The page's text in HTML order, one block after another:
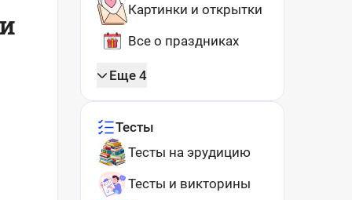
Картинки и открытки
Все о праздниках
Еще 4
Тесты
Тесты на эрудицию
Тесты и викторины